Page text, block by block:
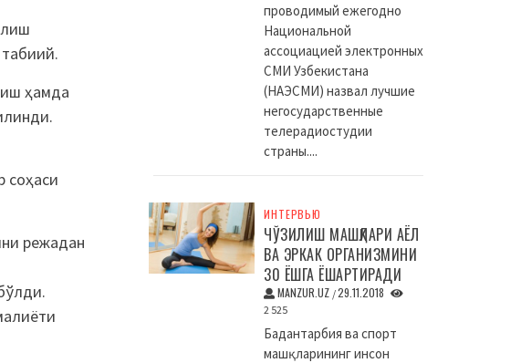
ҳамда
соҳаси
режадан
проводимый ежегодно
Национальной
ассоциацией электронных
СМИ Узбекистана
(НАЭСМИ) назвал лучшие
негосударственные
телерадиостудии
страны....
ИНТЕРВЬЮ
ЧЎЗИЛИШ МАШҚЛАРИ АЁЛ
ВА ЭРКАК ОРГАНИЗМИНИ
30 ЁШГА ЁШАРТИРАДИ
MANZUR.UZ /29.11.2018
2 525
Бадантарбия ва спорт
машқларининг инсон